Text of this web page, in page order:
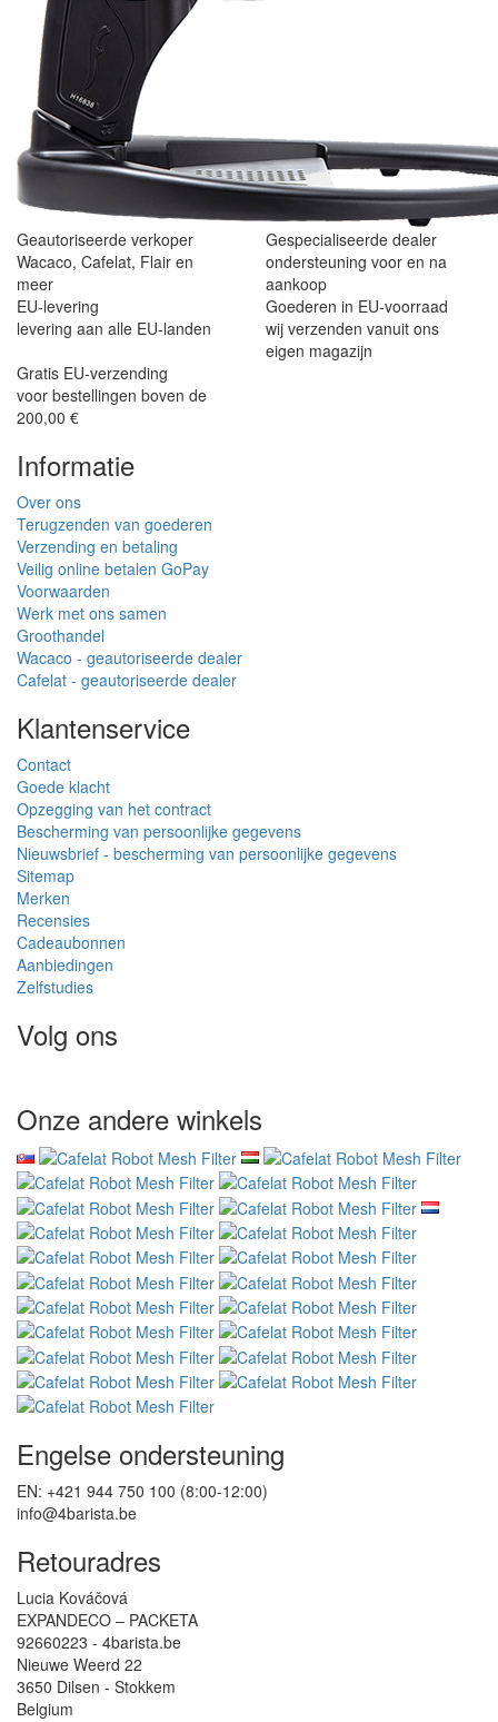
Geautoriseerde verkoper
Wacaco, Cafelat, Flair en
meer
Gespecialiseerde dealer
ondersteuning voor en na
aankoop
EU-levering
levering aan alle EU-landen
Goederen in EU-voorraad
wij verzenden vanuit ons
eigen magazijn
Gratis EU-verzending
voor bestellingen boven de
200,00 €
Informatie
Over ons
Terugzenden van goederen
Verzending en betaling
Veilig online betalen GoPay
Voorwaarden
Werk met ons samen
Groothandel
Wacaco - geautoriseerde dealer
Cafelat - geautoriseerde dealer
Klantenservice
Contact
Goede klacht
Opzegging van het contract
Bescherming van persoonlijke gegevens
Nieuwsbrief - bescherming van persoonlijke gegevens
Sitemap
Merken
Recensies
Cadeaubonnen
Aanbiedingen
Zelfstudies
Volg ons
Onze andere winkels
Engelse ondersteuning
EN: +421 944 750 100 (8:00-12:00)
info@4barista.be
Retouradres
Lucia Kováčová
EXPANDECO – PACKETA
92660223 - 4barista.be
Nieuwe Weerd 22
3650 Dilsen - Stokkem
Belgium